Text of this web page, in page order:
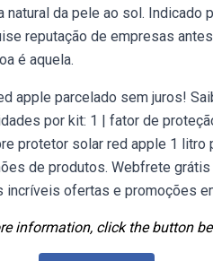
da pele ao sol. Indicado
reputação de empresas
é aquela.
apple parcelado sem juros!
por kit: 1 | fator de
protetor solar red apple 1
de produtos. Webfrete
ofertas e promoções
information, click the button